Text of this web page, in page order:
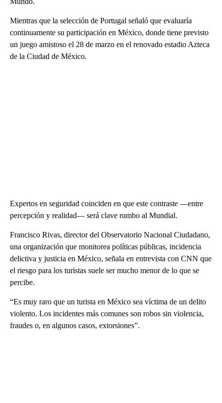
Mientras que la selección de Portugal señaló que evaluaría
continuamente su participación en México, donde tiene previsto
un juego amistoso el 28 de marzo en el renovado estadio Azteca
de la Ciudad de México.
Expertos en seguridad coinciden en que este contraste —entre
percepción y realidad— será clave rumbo al Mundial.
Francisco Rivas, director del Observatorio Nacional Ciudadano,
una organización que monitorea políticas públicas, incidencia
delictiva y justicia en México, señala en entrevista con CNN que
el riesgo para los turistas suele ser mucho menor de lo que se
percibe.
“Es muy raro que un turista en México sea víctima de un delito
violento. Los incidentes más comunes son robos sin violencia,
fraudes o, en algunos casos, extorsiones”.